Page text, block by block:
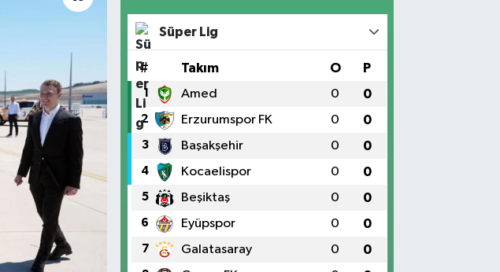
Süper Lig
# Takım O P
1 Amed 0 0
2 Erzurumspor FK 0 0
3 Başakşehir 0 0
4 Kocaelispor 0 0
5 Beşiktaş 0 0
6 Eyüpspor 0 0
7 Galatasaray 0 0